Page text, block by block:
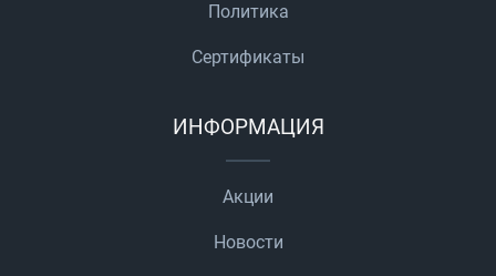
Политика
Сертификаты
ИНФОРМАЦИЯ
Акции
Новости